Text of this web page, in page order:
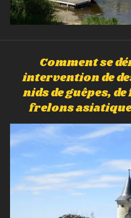
Comment se
intervention de
nids de guêpes,
frelons